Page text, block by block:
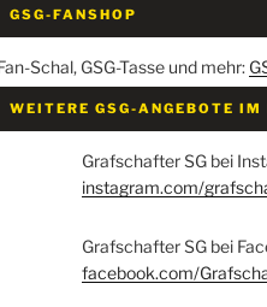
GSG-FANSHOP
Schal, GSG-Tasse und mehr:
WEITERE GSG-ANGEBOTE IM
Grafschafter SG bei
instagram.com/
Grafschafter SG bei
facebook.com/